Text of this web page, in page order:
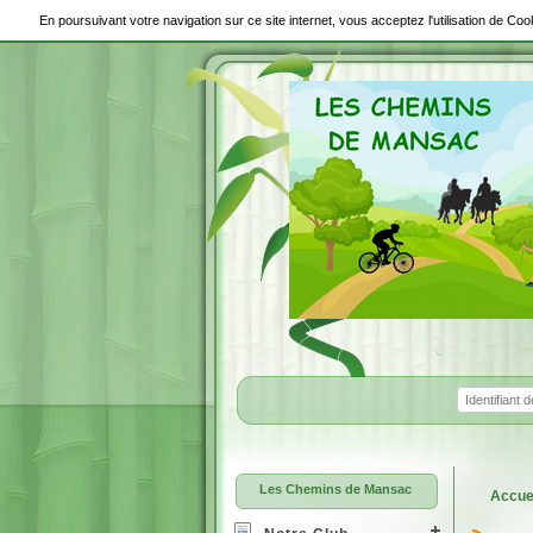
En poursuivant votre navigation sur ce site internet, vous acceptez l'utilisation de
Les Chemins de Mansac